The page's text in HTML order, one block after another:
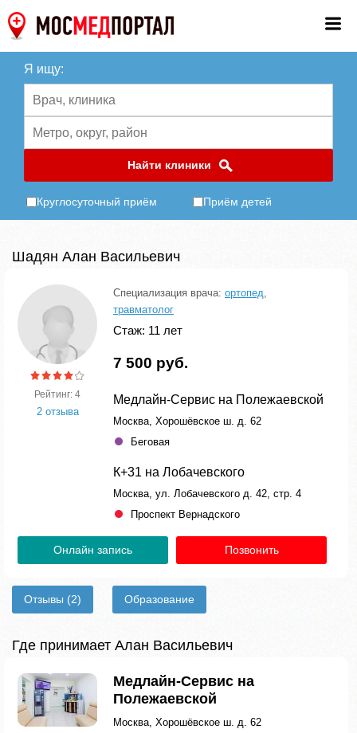
Я ищу:
Найти клиники
Круглосуточный приём Приём детей
Шадян Алан Васильевич
Рейтинг: 4
2 отзыва
Специализация врача: ортопед,
травматолог
Стаж: 11 лет
7 500 руб.
Медлайн-Сервис на Полежаевской
Москва, Хорошёвское ш. д. 62
Беговая
К+31 на Лобачевского
Москва, ул. Лобачевского д. 42, стр. 4
Проспект Вернадского
Онлайн запись Позвонить
Отзывы (2) Образование
Где принимает Алан Васильевич
Медлайн-Сервис на
Полежаевской
Москва, Хорошёвское ш. д. 62